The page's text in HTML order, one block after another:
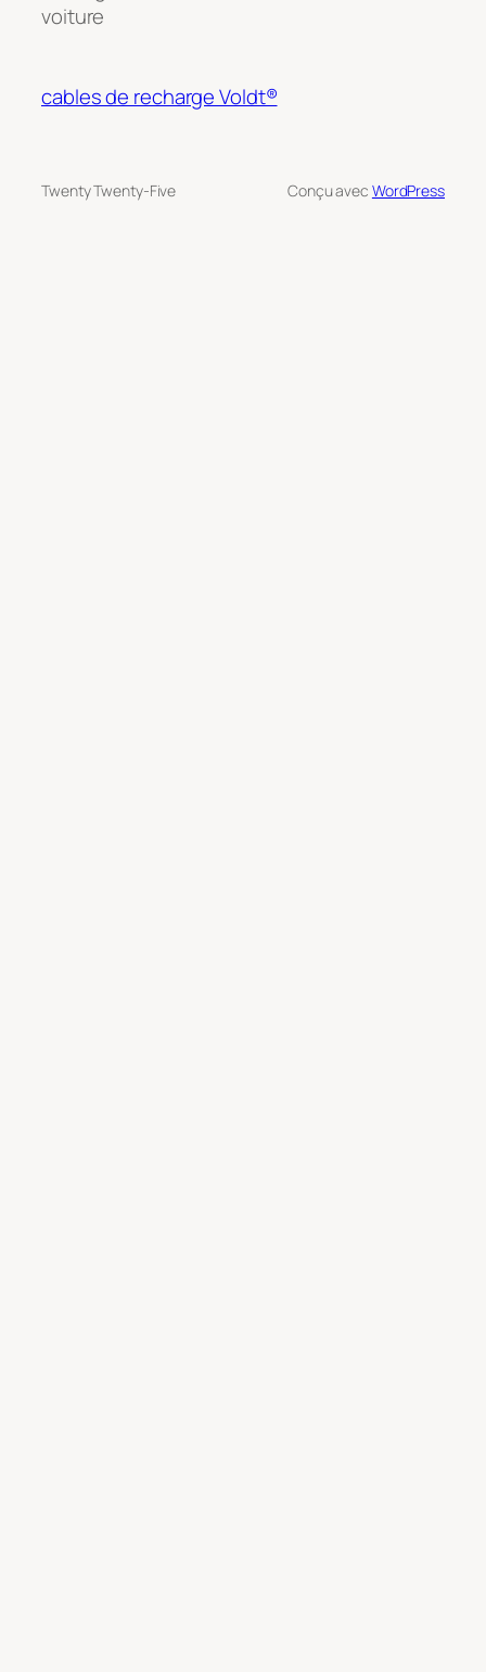
voiture
cables de recharge Voldt®
Twenty Twenty-Five Conçu avec WordPress